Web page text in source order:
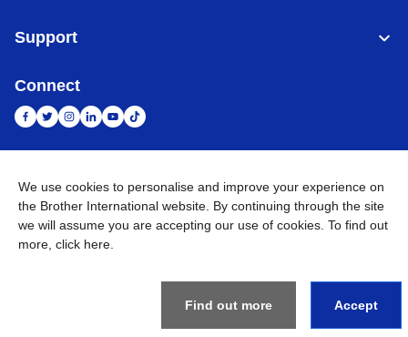
Support
Connect
Indonesia Jaringan Global
Privacy Policy Ketentuan Penggunaan Site Map Kunjungi Situs Global
Rights Reserved
We use cookies to personalise and improve your experience on
the Brother International website. By continuing through the site
we will assume you are accepting our use of cookies. To find out
more, click here
Find out more Accept